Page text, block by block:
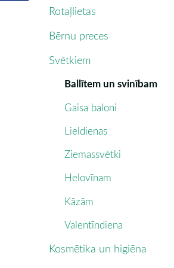
Rotaļlietas
Bērnu preces
Svētkiem
Ballītem un svinībam
Gaisa baloni
Lieldienas
Ziemassvētki
Helovīnam
Kāzām
Valentīndiena
Kosmētika un higiēna